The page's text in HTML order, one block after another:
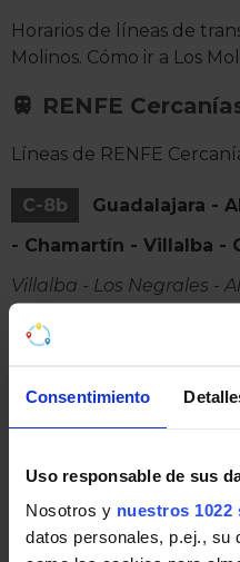
Consentimiento
Uso responsable de sus
Nosotros y nuestros 1022
datos personales, p.ej., su
Horarios de líneas de
Molinos. Cómo ir a Los
RENFE
Líneas de RENFE
C-8b
Guadalajara -
- Chamartín - Villalba -
Villalba - Los Negrales -
- Los Molinos -
Comunidad de
de Madrid en Los Molinos:
680
Collado Villalba